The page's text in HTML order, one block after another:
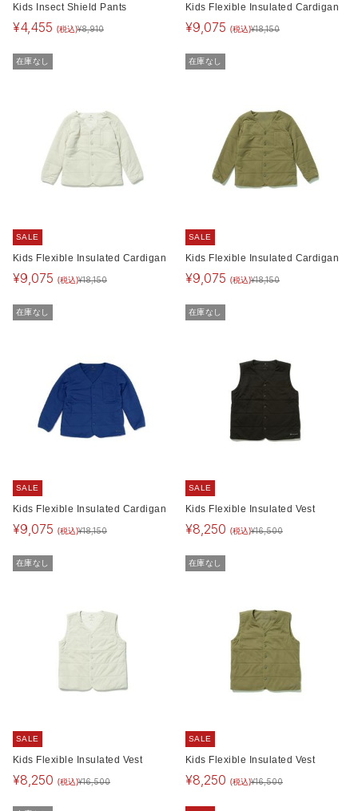
Kids Insect Shield Pants
¥4,455 (税込)¥8,910
Kids Flexible Insulated Cardigan
¥9,075 (税込)¥18,150
在庫なし
SALE
Kids Flexible Insulated Cardigan
¥9,075 (税込)¥18,150
在庫なし
SALE
Kids Flexible Insulated Cardigan
¥9,075 (税込)¥18,150
在庫なし
SALE
Kids Flexible Insulated Cardigan
¥9,075 (税込)¥18,150
在庫なし
SALE
Kids Flexible Insulated Vest
¥8,250 (税込)¥16,500
在庫なし
SALE
Kids Flexible Insulated Vest
¥8,250 (税込)¥16,500
在庫なし
SALE
Kids Flexible Insulated Vest
¥8,250 (税込)¥16,500